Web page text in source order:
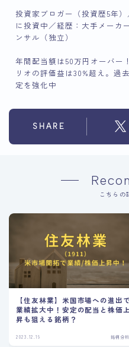
投資家ブロガー（投資歴5年
に投資中／経歴：大手メー
ンサル（独立）
年間配当額は50万円オーバー
リオの評価益は30%超え。過
定を強化中
SHARE
こちらの
【住友林業】米国市場への進出で
業績拡大中！安定の配当と株価上
昇も狙える銘柄？
2023.12.19 銘柄分析